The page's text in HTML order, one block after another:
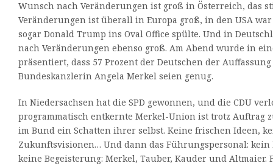
Wunsch nach Veränderungen ist groß in Österreich, das
Veränderungen ist überall in Europa groß, in den USA war
sogar Donald Trump ins Oval Office spülte. Und in
nach Veränderungen ebenso groß. Am Abend wurde in
präsentiert, dass 57 Prozent der Deutschen der
Bundeskanzlerin Angela Merkel seien genug.
In Niedersachsen hat die SPD gewonnen, und die CDU
programmatisch entkernte Merkel-Union ist trotz Auftrag
im Bund ein Schatten ihrer selbst. Keine frischen Ideen,
Zukunftsvisionen… Und dann das Führungspersonal: kein
keine Begeisterung: Merkel, Tauber, Kauder und Altmaier.